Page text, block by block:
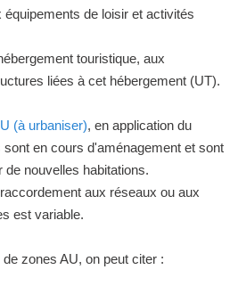
de loisir et activités
touristique, aux
liées à cet hébergement (UT).
(à urbaniser), en application du
en cours d'aménagement et sont
de nouvelles habitations.
aux réseaux ou aux
est variable.
zones AU, on peut citer :